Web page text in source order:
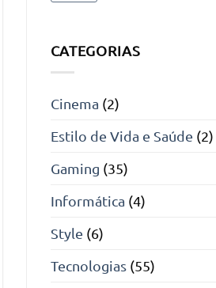
CATEGORIAS
Cinema (2)
Estilo de Vida e Saúde (2)
Gaming (35)
Informática (4)
Style (6)
Tecnologias(55)